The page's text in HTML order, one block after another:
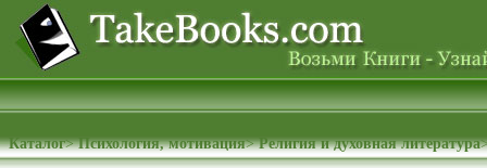
Каталог>Психология, мотивация>Религия и духовная литература